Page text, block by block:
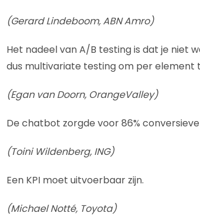
(Gerard Lindeboom, ABN Amro)
Het nadeel van A/B testing is dat je niet
dus multivariate testing om per element
(Egan van Doorn, OrangeValley)
De chatbot zorgde voor 86%
(Toini Wildenberg, ING)
Een KPI moet uitvoerbaar zijn.
(Michael Notté, Toyota)